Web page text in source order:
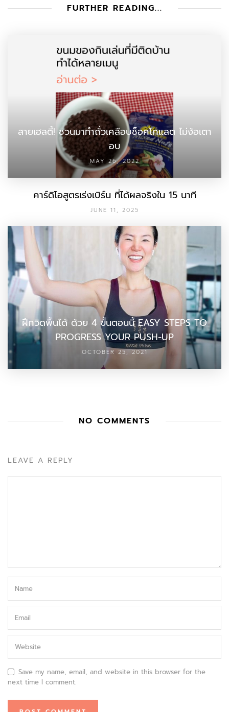
FURTHER READING...
สายเฮลตี้! ชวนมาทำถั่วเคลือบช็อคโกแลต ไม่ง้อเตา
อบ
MAY 26, 2022
คาร์ดิโอสูตรเร่งเบิร์น ที่ได้ผลจริงใน 15 นาที
JUNE 11, 2025
ฝึกวิดพื้นได้ ด้วย 4 ขั้นตอนนี้ EASY STEPS TO
PROGRESS YOUR PUSH-UP
OCTOBER 25, 2021
NO COMMENTS
LEAVE A REPLY
Save my name, email, and website in this browser for the
next time I comment.